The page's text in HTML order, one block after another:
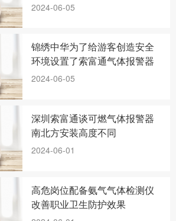
2024-06-05
锦绣中华为了给游客创造安全
环境设置了索富通气体报警器
2024-06-05
深圳索富通谈可燃气体报警器
南北方安装高度不同
2024-06-01
高危岗位配备氨气气体检测仪
改善职业卫生防护效果